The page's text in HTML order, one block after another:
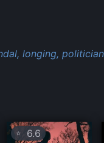
longing,
⭐6.6